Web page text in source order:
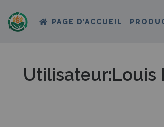
PAGE D’ACCUEIL
Utilisateur:Louis